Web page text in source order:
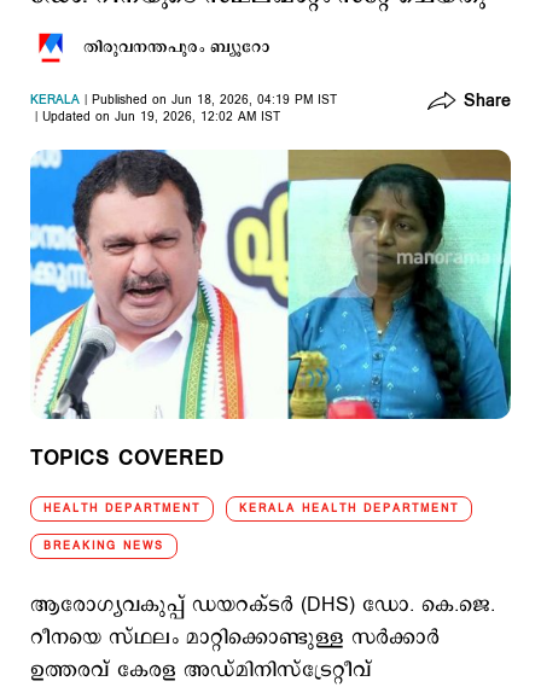
തിരുവനന്തപുരം ബ്യൂറോ
KERALA
Published on Jun 18, 2026, 04:19 PM IST
Updated on Jun 19, 2026, 12:02 AM IST
Share
TOPICS COVERED
HEALTH DEPARTMENT KERALA HEALTH DEPARTMENT
BREAKING NEWS
ആരോഗ്യവകുപ്പ് ഡയറക്ടർ (DHS) ഡോ. കെ.ജെ.
റീനയെ സ്ഥലം മാറ്റിക്കൊണ്ടുള്ള സർക്കാർ
ഉത്തരവ് കേരള അഡ്മിനിസ്ട്രേറ്റീവ്